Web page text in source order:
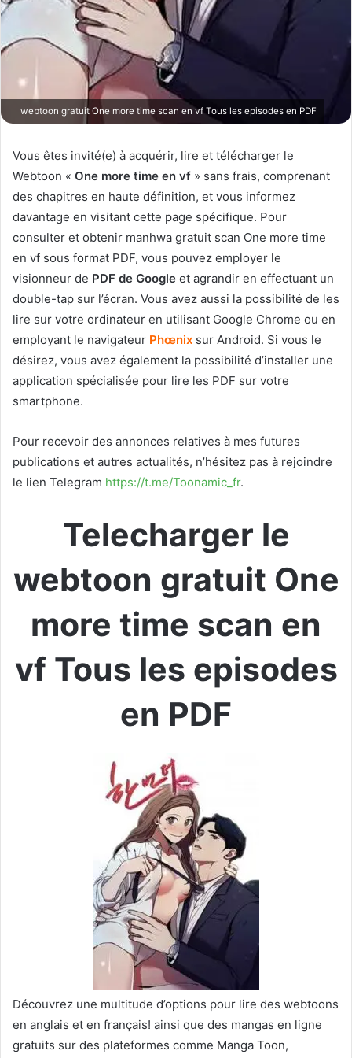
webtoon gratuit One more time scan en vf Tous les episodes en PDF
Vous êtes invité(e) à acquérir, lire et télécharger le
Webtoon « One more time en vf » sans frais, comprenant
des chapitres en haute définition, et vous informez
davantage en visitant cette page spécifique. Pour
consulter et obtenir manhwa gratuit scan One more time
en vf sous format PDF, vous pouvez employer le
visionneur de PDF de Google et agrandir en effectuant un
double-tap sur l’écran. Vous avez aussi la possibilité de les
lire sur votre ordinateur en utilisant Google Chrome ou en
employant le navigateur Phœnix sur Android. Si vous le
désirez, vous avez également la possibilité d’installer une
application spécialisée pour lire les PDF sur votre
smartphone.
Pour recevoir des annonces relatives à mes futures
publications et autres actualités, n’hésitez pas à rejoindre
le lien Telegram https://t.me/Toonamic_fr.
Telecharger le
webtoon gratuit One
more time scan en
vf Tous les episodes
en PDF
Découvrez une multitude d’options pour lire des webtoons
en anglais et en français! ainsi que des mangas en ligne
gratuits sur des plateformes comme Manga Toon,